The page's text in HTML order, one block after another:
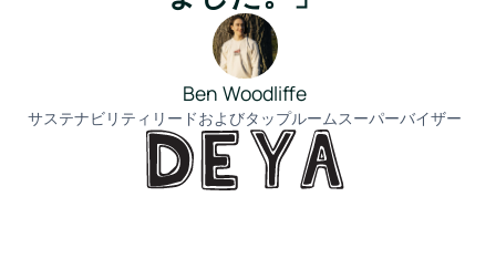
Ben Woodliffe
サステナビリティリードおよびタップルームスーパーバイザー